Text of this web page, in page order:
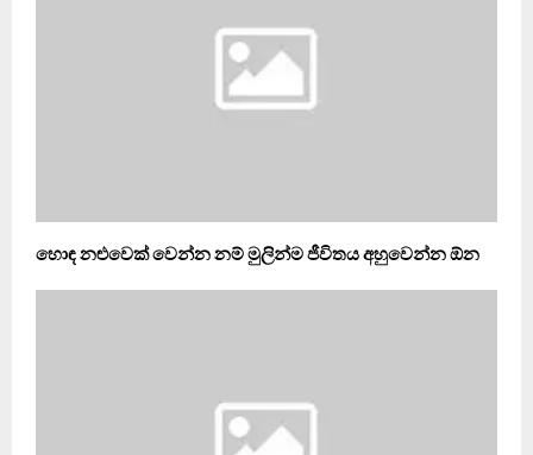
හොඳ නළුවෙක් වෙන්න නම් මුලින්ම ජීවිතය අහුවෙන්න ඕන